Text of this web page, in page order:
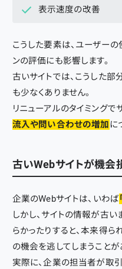
表示速度の改善
こうした要素は、ユーザー
ンの評価にも影響します。
古いサイトでは、こうした
も少なくありません。
リニューアルのタイミングで
流入や問い合わせの増加に
古いWebサイトが機会
企業のWebサイトは、いわば
しかし、サイトの情報が古い
らかったりすると、本来得
の機会を逃してしまうことが
実際に、企業の担当者が取